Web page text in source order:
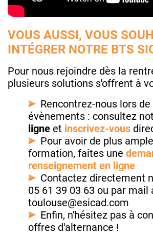
VOUS AUSSI, VOUS
INTÉGRER NOTRE BTS
Pour nous rejoindre dès la
plusieurs solutions s'offrent à
Rencontrez-nous lors
évènements : consultez
ligne et inscrivez-vous
Pour avoir de plus
formation, faites une
renseignement en ligne
Contactez directement
05 61 39 03 63 ou par mail
toulouse@esicad.com
Enfin, n'hésitez pas à
offres d'alternance !